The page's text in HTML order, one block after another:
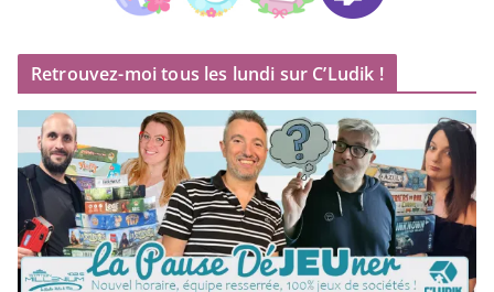
Retrouvez-moi tous les lundi sur C’Ludik !